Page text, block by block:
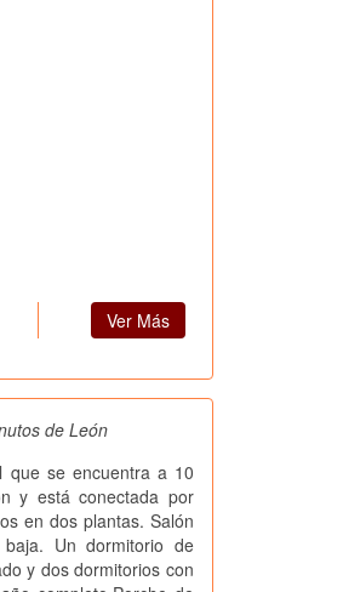
Ver Más
de León
que se encuentra a 10
y está conectada por
en dos plantas. Salón
Un dormitorio de
y dos dormitorios con